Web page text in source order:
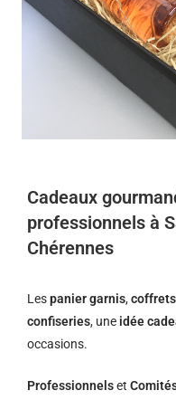
Cadeaux
professionnels à
Chérennes
Lespanier garnis,
confiseries, une idée
occasions.
Professionnelset